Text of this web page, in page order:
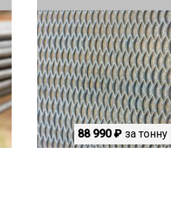
88 990 ₽ за тонну